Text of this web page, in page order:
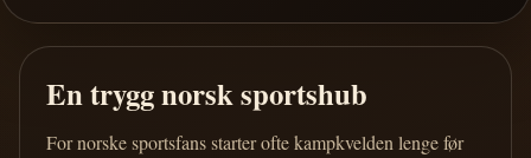
En trygg norsk sportshub
For norske sportsfans starter ofte kampkvelden lenge før